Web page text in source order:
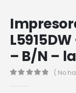
– B/N –
( No